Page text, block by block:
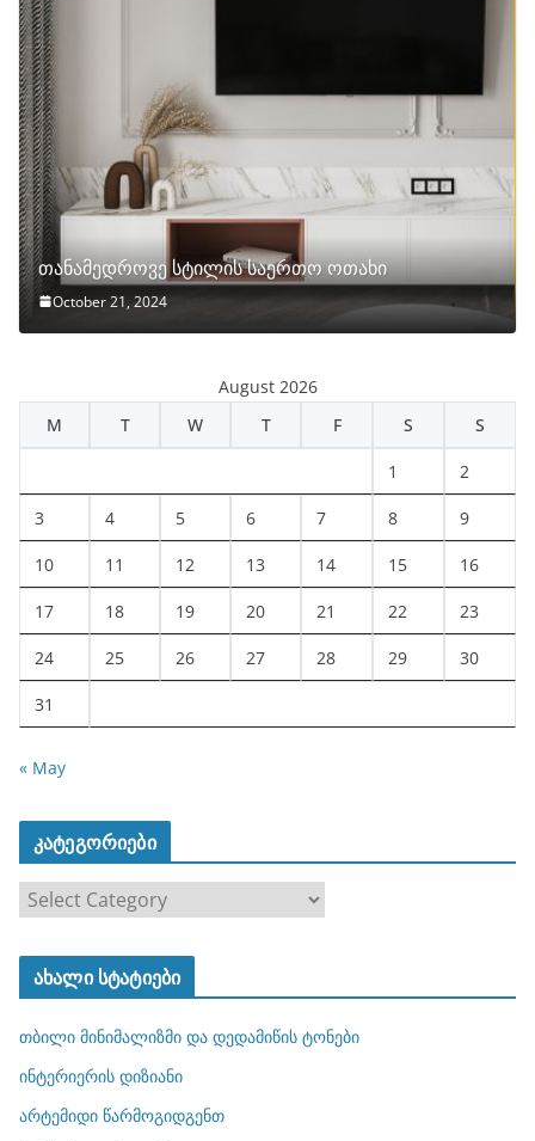
თანამედროვე სტილის საერთო ოთახი
October 21, 2024
August 2026
M
T W T F S S
1 2
3 4 5 6 7 8 9
10 11 12 13 14 15 16
17 18 19 20 21 22 23
24 25 26 27 28 29 30
31
« May
კატეგორიები
ა
ტ
ო
რ
ახალი სტატიები
თბილი მინიმალიზმი და დედამიწის ტონები
ინტერიერის დიზიანი
არტემიდი წარმოგიდგენთ